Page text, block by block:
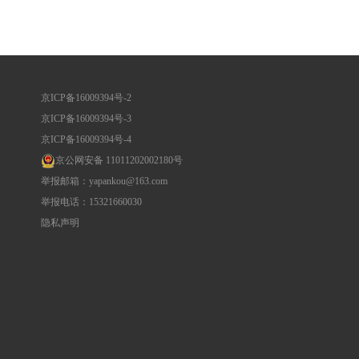
京ICP备16009394号-2
京ICP备16009394号-3
京ICP备16009394号-4
京公网安备 11011202002180号
举报邮箱：yapankou@163.com
举报电话：15321660030
隐私声明